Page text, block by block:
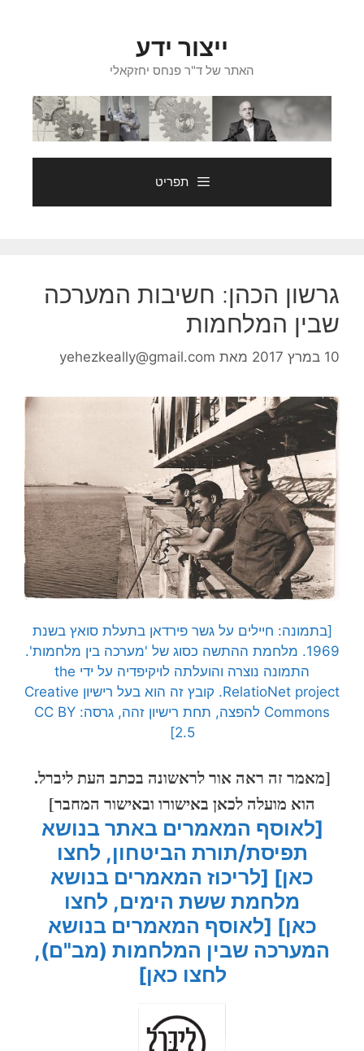
ייצור ידע
האתר של ד"ר פנחס יחזקאלי
תפריט
גרשון הכהן: חשיבות המערכה
שבין המלחמות
10 במרץ 2017 מאת yehezkeally@gmail.com
[בתמונה: חיילים על גשר פירדאן בתעלת סואץ בשנת
1969. מלחמת ההתשה כסוג של 'מערכה בין מלחמות'.
התמונה נוצרה והועלתה לויקיפדיה על ידי the
RelatioNet project. קובץ זה הוא בעל רישיון Creative
Commons להפצה, תחת רישיון זהה, גרסה: CC BY
2.5]
[מאמר זה ראה אור לראשונה בכתב העת ליברל.
הוא מועלה לכאן באישורו ובאישור המחבר]
[לאוסף המאמרים באתר בנושא
תפיסת/תורת הביטחון, לחצו
כאן] [לריכוז המאמרים בנושא
מלחמת ששת הימים, לחצו
כאן] [לאוסף המאמרים בנושא
המערכה שבין המלחמות (מב"ם),
לחצו כאן]